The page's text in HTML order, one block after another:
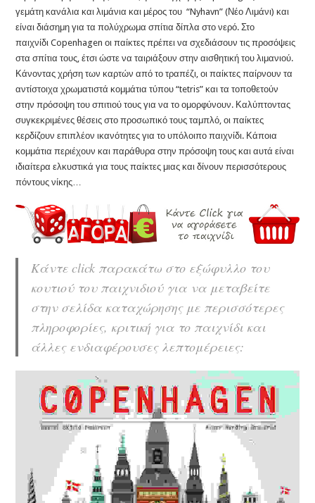
γεμάτη κανάλια και λιμάνια και μέρος του “Nyhavn” (Νέο Λιμάνι) και
είναι διάσημη για τα πολύχρωμα σπίτια δίπλα στο νερό. Στο
παιχνίδι Copenhagen οι παίκτες πρέπει να σχεδιάσουν τις προσόψεις
στα σπίτια τους, έτσι ώστε να ταιριάξουν στην αισθητική του λιμανιού.
Κάνοντας χρήση των καρτών από το τραπέζι, οι παίκτες παίρνουν τα
αντίστοιχα χρωματιστά κομμάτια τύπου “tetris” και τα τοποθετούν
στην πρόσοψη του σπιτιού τους για να το ομορφύνουν. Καλύπτοντας
συγκεκριμένες θέσεις στο προσωπικό τους ταμπλό, οι παίκτες
κερδίζουν επιπλέον ικανότητες για το υπόλοιπο παιχνίδι. Κάποια
κομμάτια περιέχουν και παράθυρα στην πρόσοψη τους και αυτά είναι
ιδιαίτερα ελκυστικά για τους παίκτες μιας και δίνουν περισσότερους
πόντους νίκης…
Κάντε click παρακάτω στο εξώφυλλο του
κουτιού του παιχνιδιού για να μεταβείτε
στην σελίδα καταχώρησης με περισσότερες
πληροφορίες, κριτική για το παιχνίδι και
άλλες ενδιαφέρουσες λεπτομέρειες: